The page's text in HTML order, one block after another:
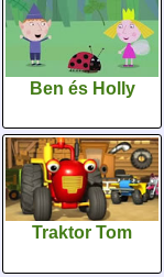
Ben és Holly
Traktor Tom